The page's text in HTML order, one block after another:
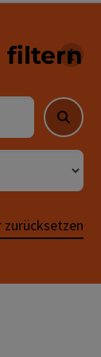
filternFür
Suchen
zurücksetzen